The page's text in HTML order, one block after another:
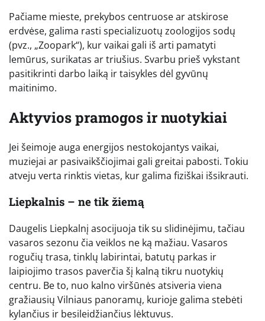
Pačiame mieste, prekybos centruose ar atskirose
erdvėse, galima rasti specializuotų zoologijos sodų
(pvz., „Zoopark“), kur vaikai gali iš arti pamatyti
lemūrus, surikatas ar triušius. Svarbu prieš vykstant
pasitikrinti darbo laiką ir taisykles dėl gyvūnų
maitinimo.
Aktyvios pramogos ir nuotykiai
Jei šeimoje auga energijos nestokojantys vaikai,
muziejai ar pasivaikščiojimai gali greitai pabosti. Tokiu
atveju verta rinktis vietas, kur galima fiziškai išsikrauti.
Liepkalnis – ne tik žiemą
Daugelis Liepkalnį asocijuoja tik su slidinėjimu, tačiau
vasaros sezonu čia veiklos ne ką mažiau. Vasaros
rogučių trasa, tinklų labirintai, batutų parkas ir
laipiojimo trasos paverčia šį kalną tikru nuotykių
centru. Be to, nuo kalno viršūnės atsiveria viena
gražiausių Vilniaus panoramų, kurioje galima stebėti
kylančius ir besileidžiančius lėktuvus.